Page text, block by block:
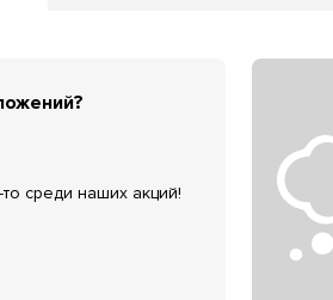
среди наших акций!